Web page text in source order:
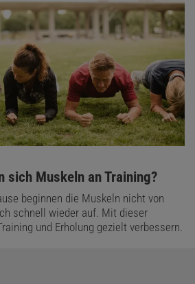
sich Muskeln an Training?
beginnen die Muskeln nicht von
schnell wieder auf. Mit dieser
und Erholung gezielt verbessern.